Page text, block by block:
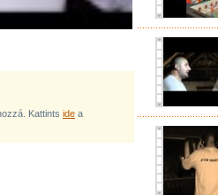
Kattints ide a